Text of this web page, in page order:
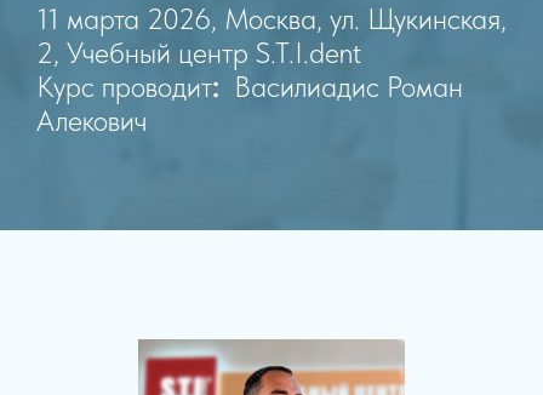
11 марта 2026, Москва, ул. Щукинская,
2, Учебный центр S.T.I.dent
Курс проводит: Василиадис Роман
Алекович